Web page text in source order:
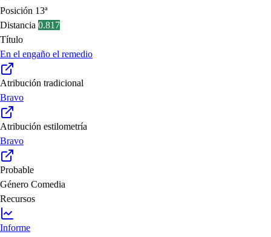
Posición 13ª
Distancia 0.817
Título
En el engaño el remedio
Atribución tradicional
Bravo
Atribución estilometría
Bravo
Probable
Género Comedia
Recursos
Informe